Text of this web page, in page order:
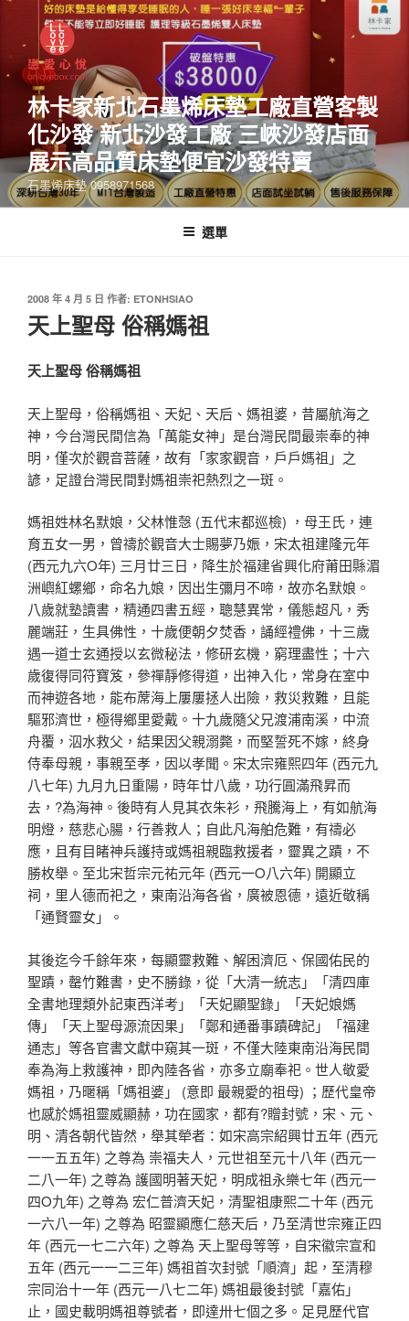
林卡家新北石墨烯床墊工廠直營客製
化沙發 新北沙發工廠 三峽沙發店面
展示高品質床墊便宜沙發特賣
石墨烯床墊 0958971568
選單
2008 年 4 月 5 日 作者: ETONHSIAO
天上聖母 俗稱媽祖
天上聖母 俗稱媽祖
天上聖母，俗稱媽祖、天妃、天后、媽祖婆，昔屬航海之
神，今台灣民間信為「萬能女神」是台灣民間最崇奉的神
明，僅次於觀音菩薩，故有「家家觀音，戶戶媽祖」之
諺，足證台灣民間對媽祖崇祀熱烈之一斑。
媽祖姓林名默娘，父林惟愨 (五代末都巡檢) ，母王氏，連
育五女一男，曾禱於觀音大士賜夢乃娠，宋太祖建隆元年
(西元九六O年) 三月廿三日，降生於福建省興化府莆田縣湄
洲嶼紅螺鄉，命名九娘，因出生彌月不啼，故亦名默娘。
八歲就塾讀書，精通四書五經，聰慧異常，儀態超凡，秀
麗端莊，生具佛性，十歲便朝夕焚香，誦經禮佛，十三歲
遇一道士玄通授以玄微秘法，修研玄機，窮理盡性；十六
歲復得同符寶笈，參禪靜修得道，出神入化，常身在室中
而神遊各地，能布蓆海上屢屢拯人出險，救災救難，且能
驅邪濟世，極得鄉里愛戴。十九歲隨父兄渡浦南溪，中流
舟覆，泅水救父，結果因父親溺斃，而堅誓死不嫁，終身
侍奉母親，事親至孝，因以孝聞。宋太宗雍熙四年 (西元九
八七年) 九月九日重陽，時年廿八歲，功行圓滿飛昇而
去，?為海神。後時有人見其衣朱衫，飛騰海上，有如航海
明燈，慈悲心腸，行善救人；自此凡海舶危難，有禱必
應，且有目睹神兵護持或媽祖親臨救援者，靈異之蹟，不
勝枚舉。至北宋哲宗元祐元年 (西元一O八六年) 開顯立
祠，里人德而祀之，東南沿海各省，廣被恩德，遠近敬稱
「通賢靈女」。
其後迄今千餘年來，每顯靈救難、解困濟厄、保國佑民的
聖蹟，罄竹難書，史不勝錄，從「大清一統志」「清四庫
全書地理類外記東西洋考」「天妃顯聖錄」「天妃娘媽
傳」「天上聖母源流因果」「鄭和通番事蹟碑記」「福建
通志」等各官書文獻中窺其一斑，不僅大陸東南沿海民間
奉為海上救護神，即內陸各省，亦多立廟奉祀。世人敬愛
媽祖，乃暱稱「媽祖婆」 (意即 最親愛的祖母) ；歷代皇帝
也感於媽祖靈威顯赫，功在國家，都有?贈封號，宋、元、
明、清各朝代皆然，舉其犖者：如宋高宗紹興廿五年 (西元
一一五五年) 之尊為 崇福夫人，元世祖至元十八年 (西元一
二八一年) 之尊為 護國明著天妃，明成祖永樂七年 (西元一
四O九年) 之尊為 宏仁普濟天妃，清聖祖康熙二十年 (西元
一六八一年) 之尊為 昭靈顯應仁慈天后，乃至清世宗雍正四
年 (西元一七二六年) 之尊為 天上聖母等等，自宋徽宗宣和
五年 (西元一一二三年) 媽祖首次封號「順濟」起，至清穆
宗同治十一年 (西元一八七二年) 媽祖最後封號「嘉佑」
止，國史載明媽祖尊號者，即達卅七個之多。足見歷代官